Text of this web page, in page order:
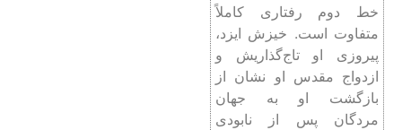
خط دوم رفتاری کاملاً
متفاوت است. خیزش ایزد،
پیروزی او تاج‌گذاریش و
ازدواج مقدس او نشان از
بازگشت او به جهان
مردگان پس از نابودی